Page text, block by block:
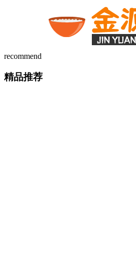
recommend
精品推荐